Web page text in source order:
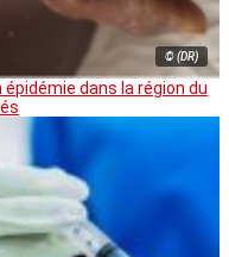
© (DR)
dans la région du